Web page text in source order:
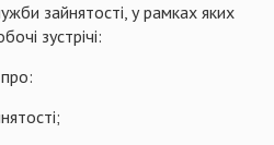
зайнятості, у рамках яких
зустрічі: